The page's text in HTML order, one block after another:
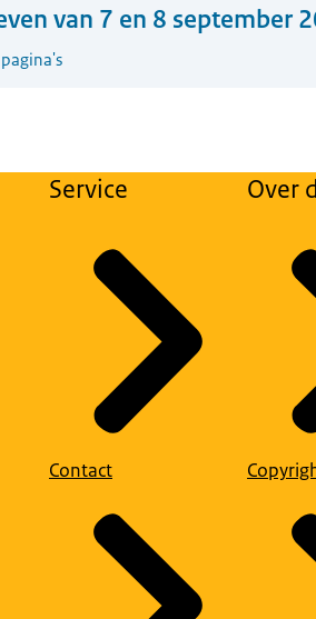
van 7 en 8 september
Service
Contact
Over